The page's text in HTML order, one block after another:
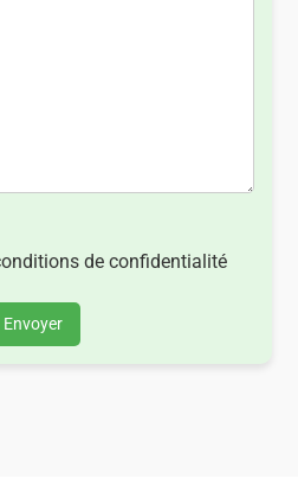
de confidentialité
Envoyer